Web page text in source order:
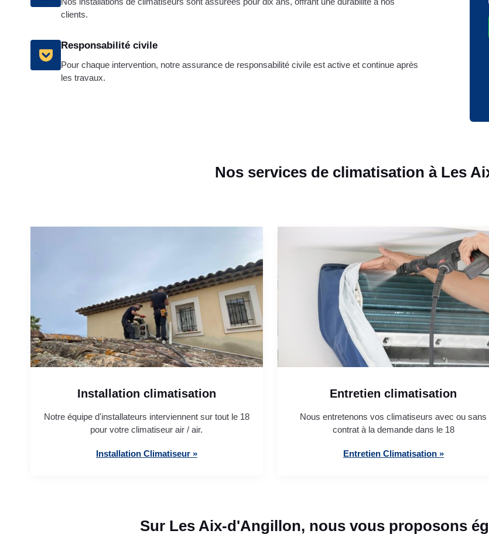
clients.
Responsabilité civile
Pour chaque intervention, notre assurance de responsabilité civile est active et continue après
les travaux.
Nos services de climatisation à Les
Installation climatisation
Notre équipe d'installateurs interviennent sur tout le 18
pour votre climatiseur air / air.
Installation Climatiseur »
Entretien climatisation
Nous entretenons vos climatiseurs avec ou sans
contrat à la demande dans le 18
Entretien Climatisation »
Sur Les Aix-d'Angillon, nous vous proposons